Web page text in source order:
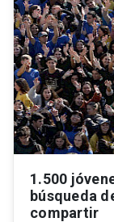
1.500
búsqueda
compartir